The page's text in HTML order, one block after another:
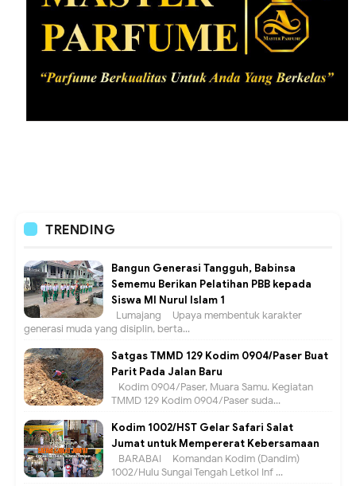
TRENDING
Bangun Generasi Tangguh, Babinsa
Sememu Berikan Pelatihan PBB kepada
Siswa MI Nurul Islam 1
Lumajang – Upaya membentuk karakter
generasi muda yang disiplin, berta...
Satgas TMMD 129 Kodim 0904/Paser Buat
Parit Pada Jalan Baru
Kodim 0904/Paser, Muara Samu. Kegiatan
TMMD 129 Kodim 0904/Paser suda...
Kodim 1002/HST Gelar Safari Salat
Jumat untuk Mempererat Kebersamaan
BARABAI – Komandan Kodim (Dandim)
1002/Hulu Sungai Tengah Letkol Inf ...